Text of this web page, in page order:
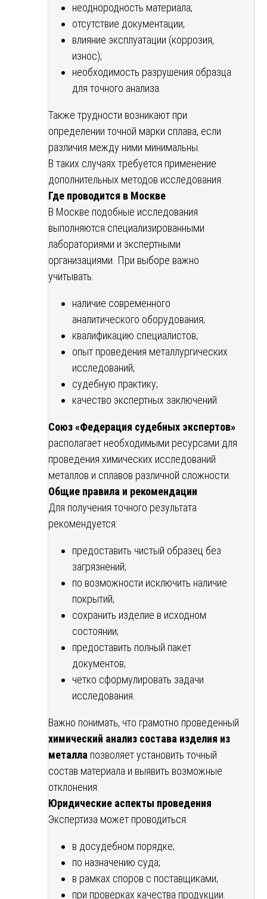
неоднородность материала;
отсутствие документации;
влияние эксплуатации (коррозия,
износ);
необходимость разрушения образца
для точного анализа.
Также трудности возникают при
определении точной марки сплава, если
различия между ними минимальны.
В таких случаях требуется применение
дополнительных методов исследования.
Где проводится в Москве
В Москве подобные исследования
выполняются специализированными
лабораториями и экспертными
организациями. При выборе важно
учитывать:
наличие современного
аналитического оборудования;
квалификацию специалистов;
опыт проведения металлургических
исследований;
судебную практику;
качество экспертных заключений.
Союз «Федерация судебных экспертов»
располагает необходимыми ресурсами для
проведения химических исследований
металлов и сплавов различной сложности.
Общие правила и рекомендации
Для получения точного результата
рекомендуется:
предоставить чистый образец без
загрязнений;
по возможности исключить наличие
покрытий;
сохранить изделие в исходном
состоянии;
предоставить полный пакет
документов;
четко сформулировать задачи
исследования.
Важно понимать, что грамотно проведенный
химический анализ состава изделия из
металла позволяет установить точный
состав материала и выявить возможные
отклонения.
Юридические аспекты проведения
Экспертиза может проводиться:
в досудебном порядке;
по назначению суда;
в рамках споров с поставщиками;
при проверках качества продукции.